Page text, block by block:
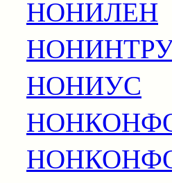
НОНИЛЕН
НОНИУС